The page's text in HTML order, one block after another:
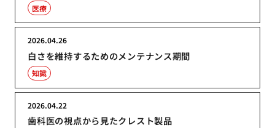
医療
白さを維持するためのメンテナンス期間
2026.04.26
知識
歯科医の視点から見たクレスト製品
2026.04.22